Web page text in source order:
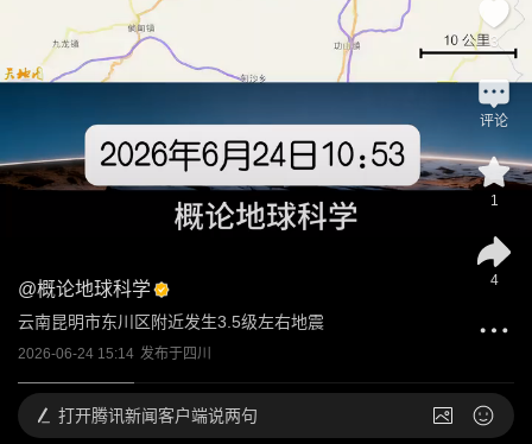
@概论地球科学
云南昆明市东川区附近发生3.5级左右地震
2026-06-24 15:14 发布于四川
3
评论
1
4
打开腾讯新闻客户端说两句